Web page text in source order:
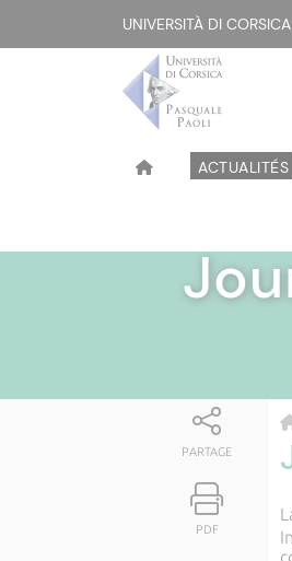
UNIVERSITÀ DI CORSICA
ACTUALITÉS
PARTAGE
PDF